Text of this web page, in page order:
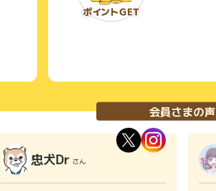
会員さまの声
忠犬Dr さん